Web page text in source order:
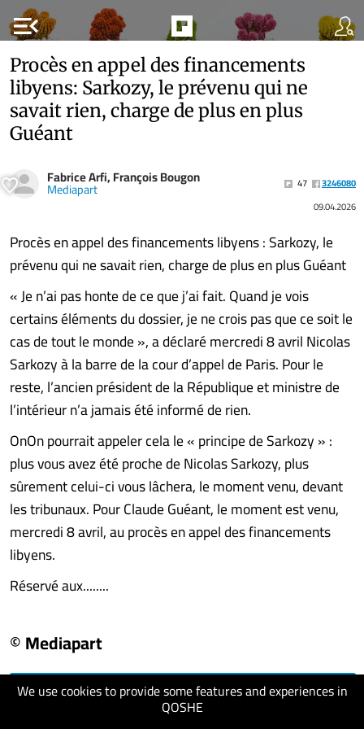
menu_open
We use cookies to provide some features and experiences in
QOSHE
Procès en appel des financements
libyens: Sarkozy, le prévenu qui ne
savait rien, charge de plus en plus
Guéant
Fabrice Arfi, François Bougon
Mediapart 47
3246080
09.04.2026
Procès en appel des financements libyens : Sarkozy, le
prévenu qui ne savait rien, charge de plus en plus Guéant
« Je n’ai pas honte de ce que j’ai fait. Quand je vois
certains éléments du dossier, je ne crois pas que ce soit le
cas de tout le monde », a déclaré mercredi 8 avril Nicolas
Sarkozy à la barre de la cour d’appel de Paris. Pour le
reste, l’ancien président de la République et ministre de
l’intérieur n’a jamais été informé de rien.
OnOn pourrait appeler cela le « principe de Sarkozy » :
plus vous avez été proche de Nicolas Sarkozy, plus
sûrement celui-ci vous lâchera, le moment venu, devant
les tribunaux. Pour Claude Guéant, le moment est venu,
mercredi 8 avril, au procès en appel des financements
libyens.
Réservé aux........
© Mediapart
visit website